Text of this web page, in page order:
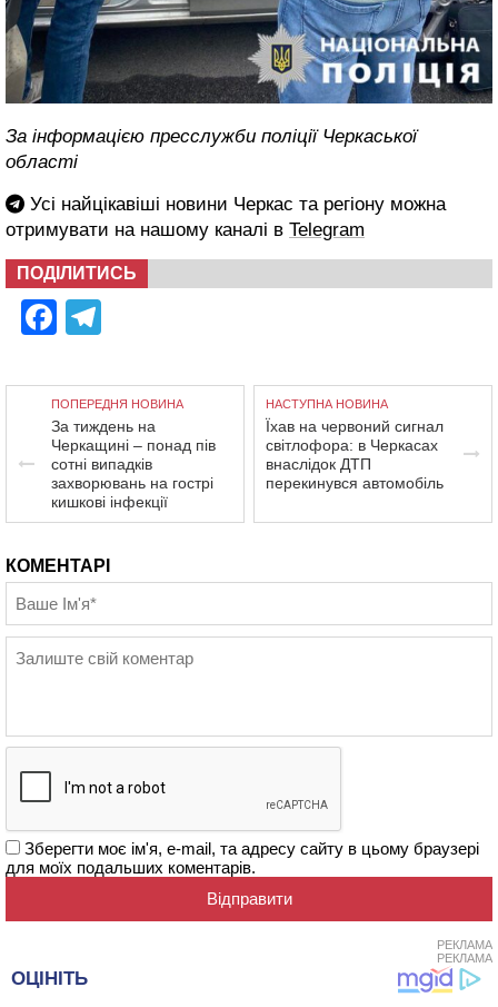
За інформацією пресслужби поліції Черкаської
області
Усі найцікавіші новини Черкас та регіону можна
отримувати на нашому каналі в Telegram
ПОДІЛИТИСЬ
Facebook
ПОПЕРЕДНЯ НОВИНА
За тиждень на
Черкащині – понад пів
сотні випадків
захворювань на гострі
кишкові інфекції
НАСТУПНА НОВИНА
Їхав на червоний сигнал
світлофора: в Черкасах
внаслідок ДТП
перекинувся автомобіль
КОМЕНТАРІ
Зберегти моє ім'я, e-mail, та адресу сайту в цьому браузері
для моїх подальших коментарів.
РЕКЛАМА
РЕКЛАМА